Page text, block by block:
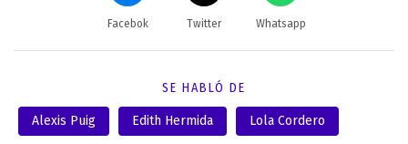
Facebok Twitter Whatsapp
SE HABLÓ DE
Alexis Puig Edith Hermida Lola Cordero